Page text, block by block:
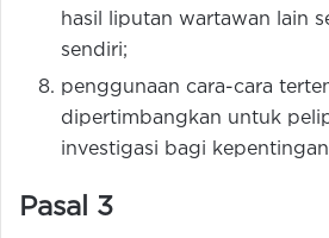
hasil liputan wartawan lain
sendiri;
penggunaan cara-cara
dipertimbangkan untuk
investigasi bagi
Pasal 3